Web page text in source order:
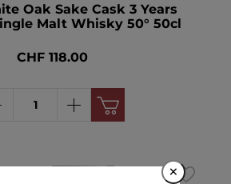
×
Oak Sake Cask 3 Years
Malt Whisky 50° 50cl
CHF 118.00